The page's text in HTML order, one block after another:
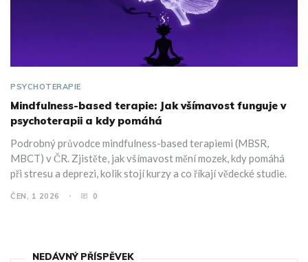
PSYCHOTERAPIE
Mindfulness-based terapie: Jak všímavost funguje v
psychoterapii a kdy pomáhá
Podrobný průvodce mindfulness-based terapiemi (MBSR,
MBCT) v ČR. Zjistěte, jak všímavost mění mozek, kdy pomáhá
při stresu a deprezi, kolik stojí kurzy a co říkají vědecké studie.
ČEN, 1 2026 0
NEDÁVNÝ PŘÍSPĚVEK